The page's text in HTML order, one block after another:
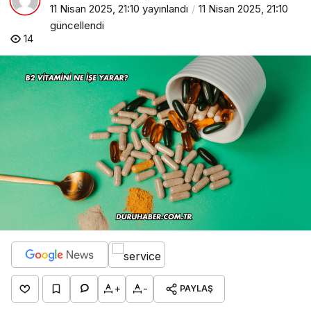
11 Nisan 2025, 21:10 yayınlandı
11 Nisan 2025, 21:10
güncellendi
14
+ - PAYLAŞ